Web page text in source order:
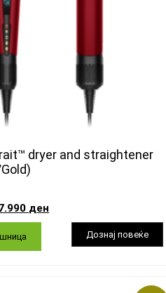
dryer and straightener
ден